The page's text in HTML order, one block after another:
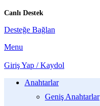
Canlı Destek
Desteğe Bağlan
Menu
Giriş Yap / Kaydol
Anahtarlar
Geniş Anahtarlar